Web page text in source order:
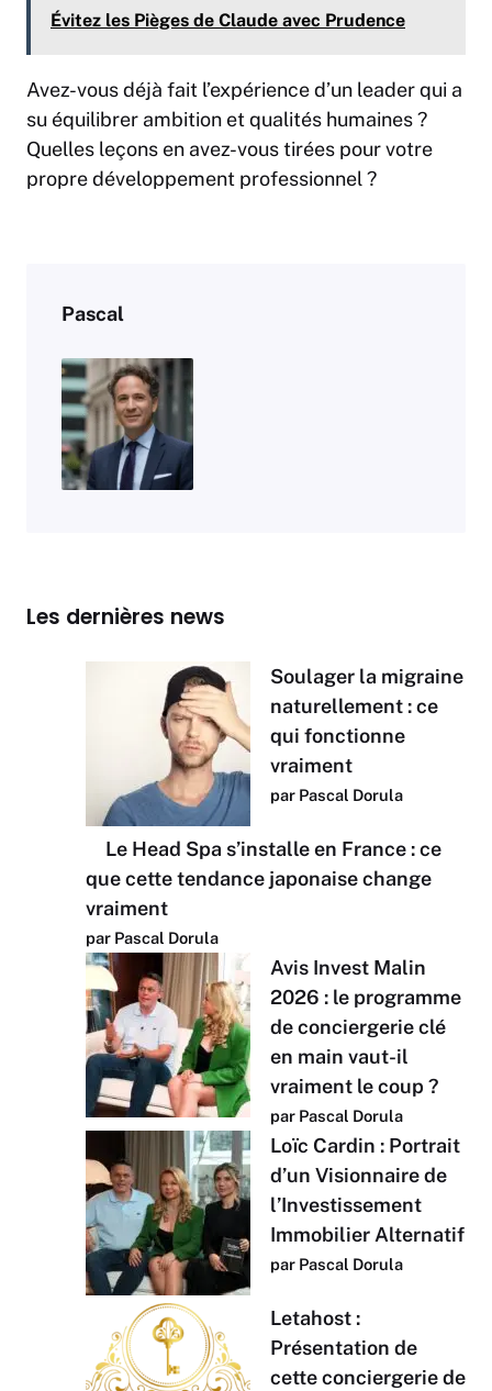
Évitez les Pièges de Claude avec Prudence
Avez-vous déjà fait l’expérience d’un leader qui a
su équilibrer ambition et qualités humaines ?
Quelles leçons en avez-vous tirées pour votre
propre développement professionnel ?
Pascal
Les dernières news
Soulager la migraine
naturellement : ce
qui fonctionne
vraiment
par Pascal Dorula
Le Head Spa s’installe en France : ce
que cette tendance japonaise change
vraiment
par Pascal Dorula
Avis Invest Malin
2026 : le programme
de conciergerie clé
en main vaut-il
vraiment le coup ?
par Pascal Dorula
Loïc Cardin : Portrait
d’un Visionnaire de
l’Investissement
Immobilier Alternatif
par Pascal Dorula
Letahost :
Présentation de
cette conciergerie de